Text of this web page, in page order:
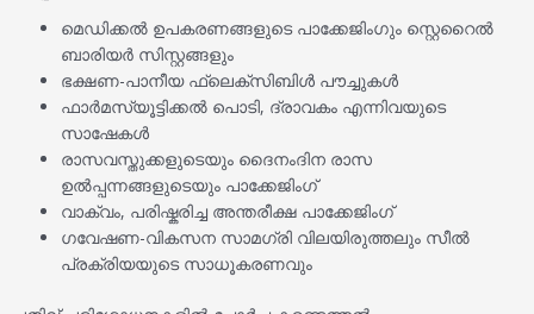
മെഡിക്കൽ ഉപകരണങ്ങളുടെ പാക്കേജിംഗും സ്റ്റെറൈൽ
ബാരിയർ സിസ്റ്റങ്ങളും
ഭക്ഷണ-പാനീയ ഫ്ലെക്സിബിൾ പൗച്ചുകൾ
ഫാർമസ്യൂട്ടിക്കൽ പൊടി, ദ്രാവകം എന്നിവയുടെ
സാഷേകൾ
രാസവസ്തുക്കളുടെയും ദൈനംദിന രാസ
ഉൽപ്പന്നങ്ങളുടെയും പാക്കേജിംഗ്
വാക്വം, പരിഷ്കരിച്ച അന്തരീക്ഷ പാക്കേജിംഗ്
ഗവേഷണ-വികസന സാമഗ്രി വിലയിരുത്തലും സീൽ
പ്രക്രിയയുടെ സാധൂകരണവും